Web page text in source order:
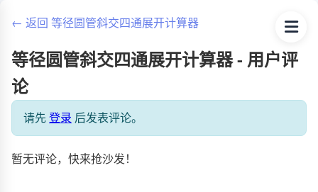
← 返回 等径圆管斜交四通展开计算器
等径圆管斜交四通展开计算器 - 用户评
论
请先登录 后发表评论。
暂无评论，快来抢沙发！